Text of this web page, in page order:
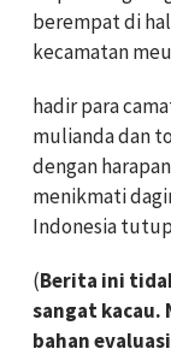
berempat di
kecamatan
hadir para
mulianda dan
dengan
menikmati
Indonesia
(Berita ini
sangat kacau.
bahan